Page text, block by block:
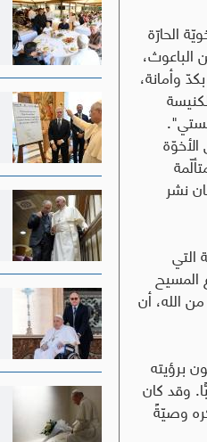
الحارّة
الباعوث،
وأمانة،
نشر
التي
المسيح
الله، أن
برؤيته
وقد كان
وصيّةً